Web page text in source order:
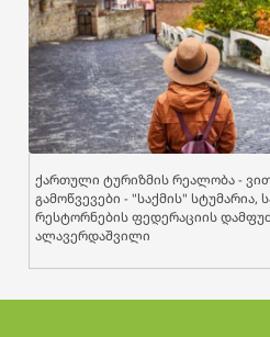
ქართული ტურიზმის რეალობა -
გამოწვევები - "საქმის" სტუმარია,
რესტორნების ფედერაციის
ალავერდაშვილი